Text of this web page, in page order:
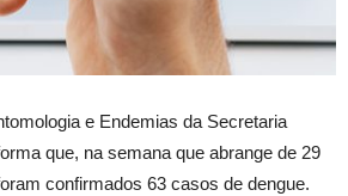
e Endemias da Secretaria
que, na semana que abrange de 29
confirmados 63 casos de dengue.